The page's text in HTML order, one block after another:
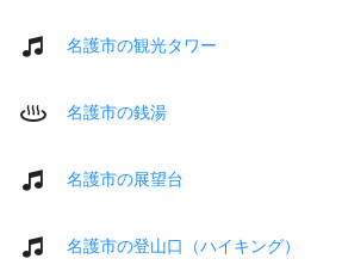
名護市の観光タワー
名護市の銭湯
名護市の展望台
名護市の登山口（ハイキング）